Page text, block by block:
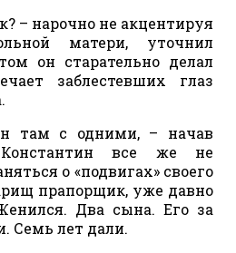
– нарочно не акцентируя
матери, уточнил
он старательно делал
заблестевших глаз
там с одними, – начав
Константин все же не
о «подвигах» своего
прапорщик, уже давно
Два сына. Его за
Семь лет дали.